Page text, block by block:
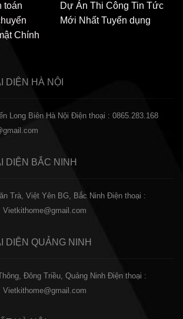
toán
Chính
Dự Án Thi Công Tin Tức
Mới Nhất Tuyển dụng
DIỆN HÀ NỘI
Long Biên Hà Nội Điện thoại : 0865.283.168
DIỆN BẮC NINH
Trà, Việt Yên BG, Bắc Ninh Điện thoại :
Vietkithome@gmail.com
DIỆN QUẢNG NINH
Đông Triều, Quảng Ninh Điện thoại :
Vietkithome@gmail.com